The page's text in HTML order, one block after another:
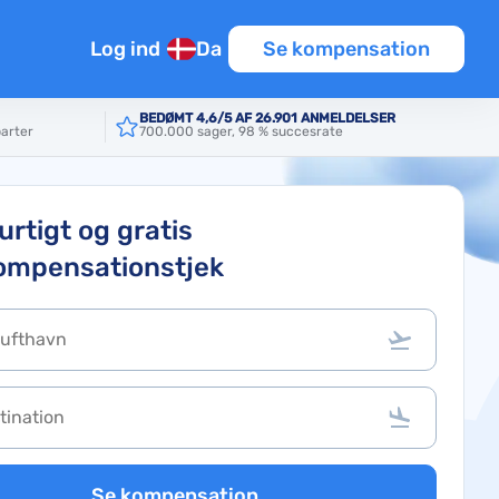
Log ind Da Se kompensation
BEDØMT 4,6/5 AF 26.901 ANMELDELSER
700.000 sager, 98 % succesrate
og gratis